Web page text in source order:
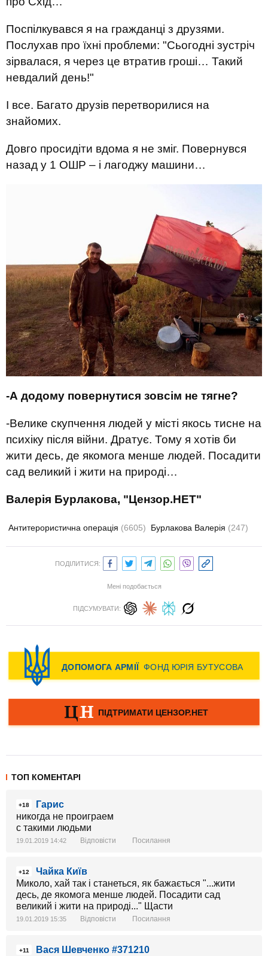
Поспілкувався я на гражданці з друзями.
Послухав про їхні проблеми: "Сьогодні зустріч
зірвалася, я через це втратив гроші… Такий
невдалий день!"
І все. Багато друзів перетворилися на
знайомих.
Довго просидіти вдома я не зміг. Повернувся
назад у 1 ОШР – і лагоджу машини…
-А додому повернутися зовсім не тягне?
-Велике скупчення людей у місті якось тисне на
психіку після війни. Дратує. Тому я хотів би
жити десь, де якомога менше людей. Посадити
сад великий і жити на природі…
Валерія Бурлакова, "Цензор.НЕТ"
Антитерористична операція (6605) Бурлакова Валерія (247)
ПОДІЛИТИСЯ:
Мені подобається
ПІДСУМУВАТИ:
ТОП КОМЕНТАРІ
+18
Гарис
никогда не проиграем
с такими людьми
19.01.2019 14:42 Відповісти Посилання
+12
Чайка Київ
Миколо, хай так і станеться, як бажається "...жити
десь, де якомога менше людей. Посадити сад
великий і жити на природі..." Щасти
19.01.2019 15:35 Відповісти Посилання
+11
Вася Шевченко #371210